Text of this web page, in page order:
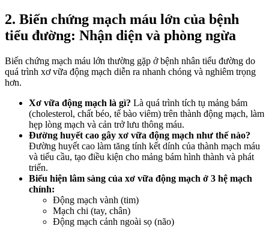
2. Biến chứng mạch máu lớn của bệnh
tiểu đường: Nhận diện và phòng ngừa
Biến chứng mạch máu lớn thường gặp ở bệnh nhân tiểu đường do
quá trình xơ vữa động mạch diễn ra nhanh chóng và nghiêm trọng
hơn.
Xơ vữa động mạch là gì? Là quá trình tích tụ mảng bám
(cholesterol, chất béo, tế bào viêm) trên thành động mạch, làm
hẹp lòng mạch và cản trở lưu thông máu.
Đường huyết cao gây xơ vữa động mạch như thế nào?
Đường huyết cao làm tăng tính kết dính của thành mạch máu
và tiểu cầu, tạo điều kiện cho mảng bám hình thành và phát
triển.
Biểu hiện lâm sàng của xơ vữa động mạch ở 3 hệ mạch
chính:
Động mạch vành (tim)
Mạch chi (tay, chân)
Động mạch cảnh ngoài sọ (não)